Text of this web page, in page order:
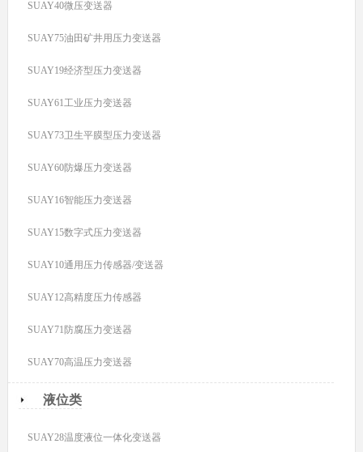
SUAY40微压变送器
SUAY75油田矿井用压力变送器
SUAY19经济型压力变送器
SUAY61工业压力变送器
SUAY73卫生平膜型压力变送器
SUAY60防爆压力变送器
SUAY16智能压力变送器
SUAY15数字式压力变送器
SUAY10通用压力传感器/变送器
SUAY12高精度压力传感器
SUAY71防腐压力变送器
SUAY70高温压力变送器
液位类
SUAY28温度液位一体化变送器